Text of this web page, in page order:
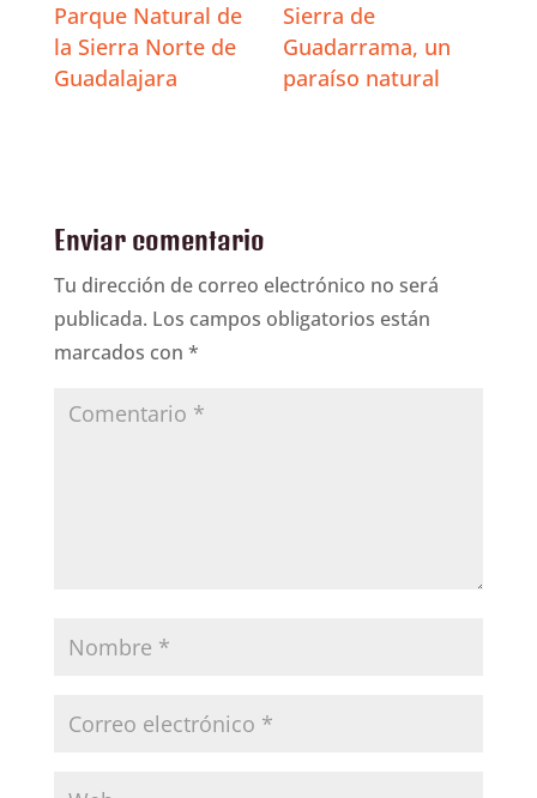
Parque Natural de
la Sierra Norte de
Guadalajara
Sierra de
Guadarrama, un
paraíso natural
Enviar comentario
Tu dirección de correo electrónico no será
publicada. Los campos obligatorios están
marcados con *